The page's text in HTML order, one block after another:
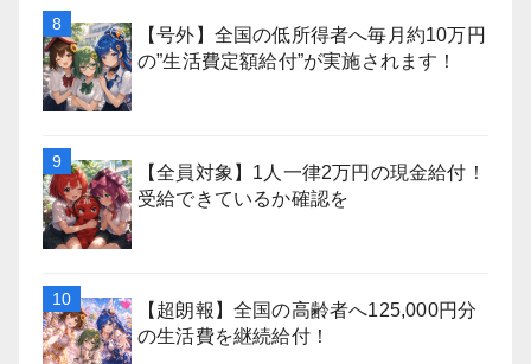
【号外】全国の低所得者へ毎月約10万円
の”生活費定額給付”が実施されます！
【全員対象】1人一律2万円の現金給付！
受給できているか確認を
【超朗報】全国の高齢者へ125,000円分
の生活費を継続給付！